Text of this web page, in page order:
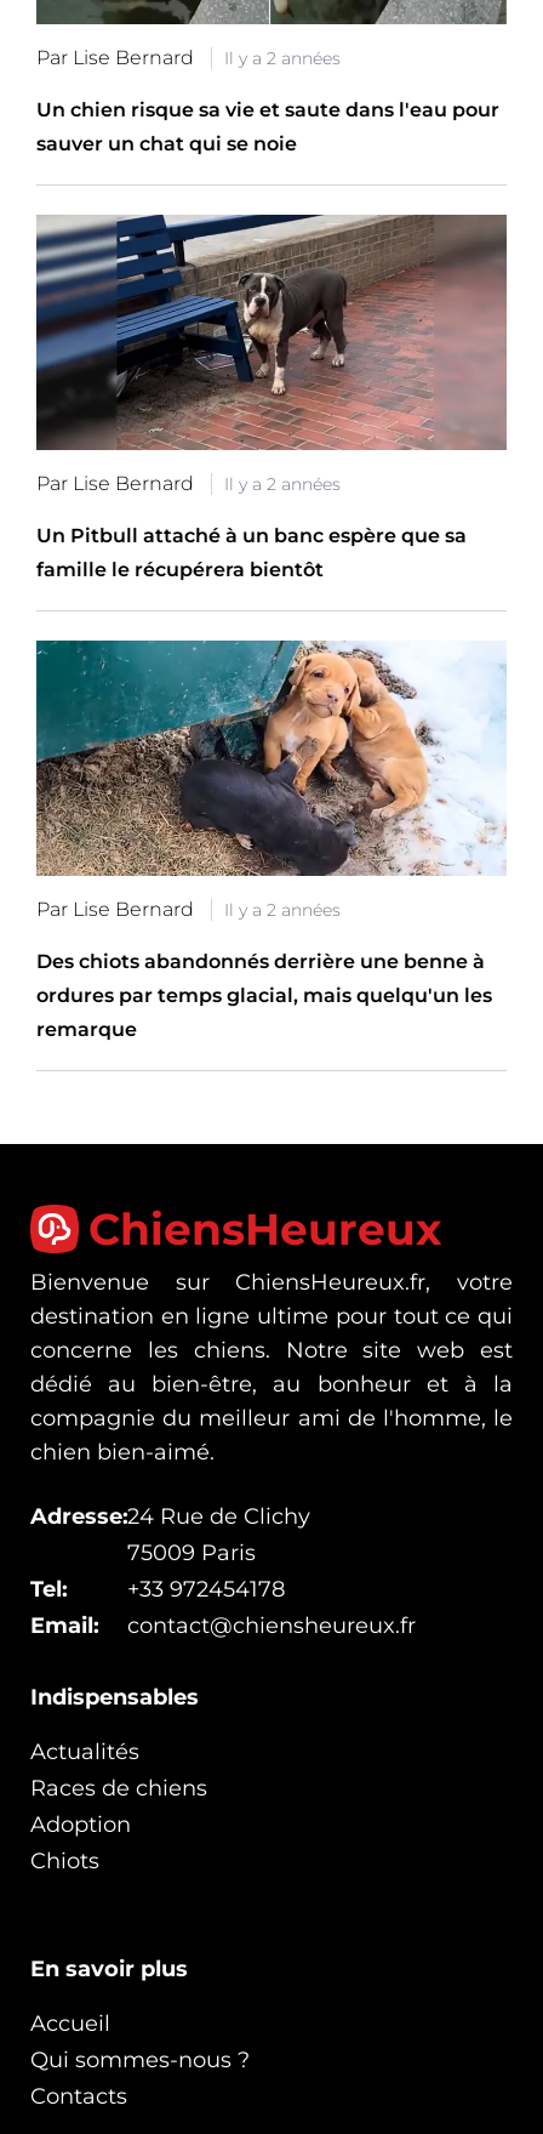
Par Lise Bernard Il y a 2 années
Un chien risque sa vie et saute dans l'eau pour
sauver un chat qui se noie
Par Lise Bernard Il y a 2 années
Un Pitbull attaché à un banc espère que sa
famille le récupérera bientôt
Par Lise Bernard Il y a 2 années
Des chiots abandonnés derrière une benne à
ordures par temps glacial, mais quelqu'un les
remarque
Indispensables
Actualités
Races de chiens
Adoption
Chiots
En savoir plus
Accueil
Qui sommes-nous ?
Contacts
ChiensHeureux
Bienvenue sur ChiensHeureux.fr, votre
destination en ligne ultime pour tout ce qui
concerne les chiens. Notre site web est
dédié au bien-être, au bonheur et à la
compagnie du meilleur ami de l'homme, le
chien bien-aimé.
Adresse:24 Rue de Clichy
75009 Paris
Tel:
+33 972454178
Email:
contact@chiensheureux.fr